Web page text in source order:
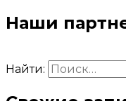
Наши
Найти: